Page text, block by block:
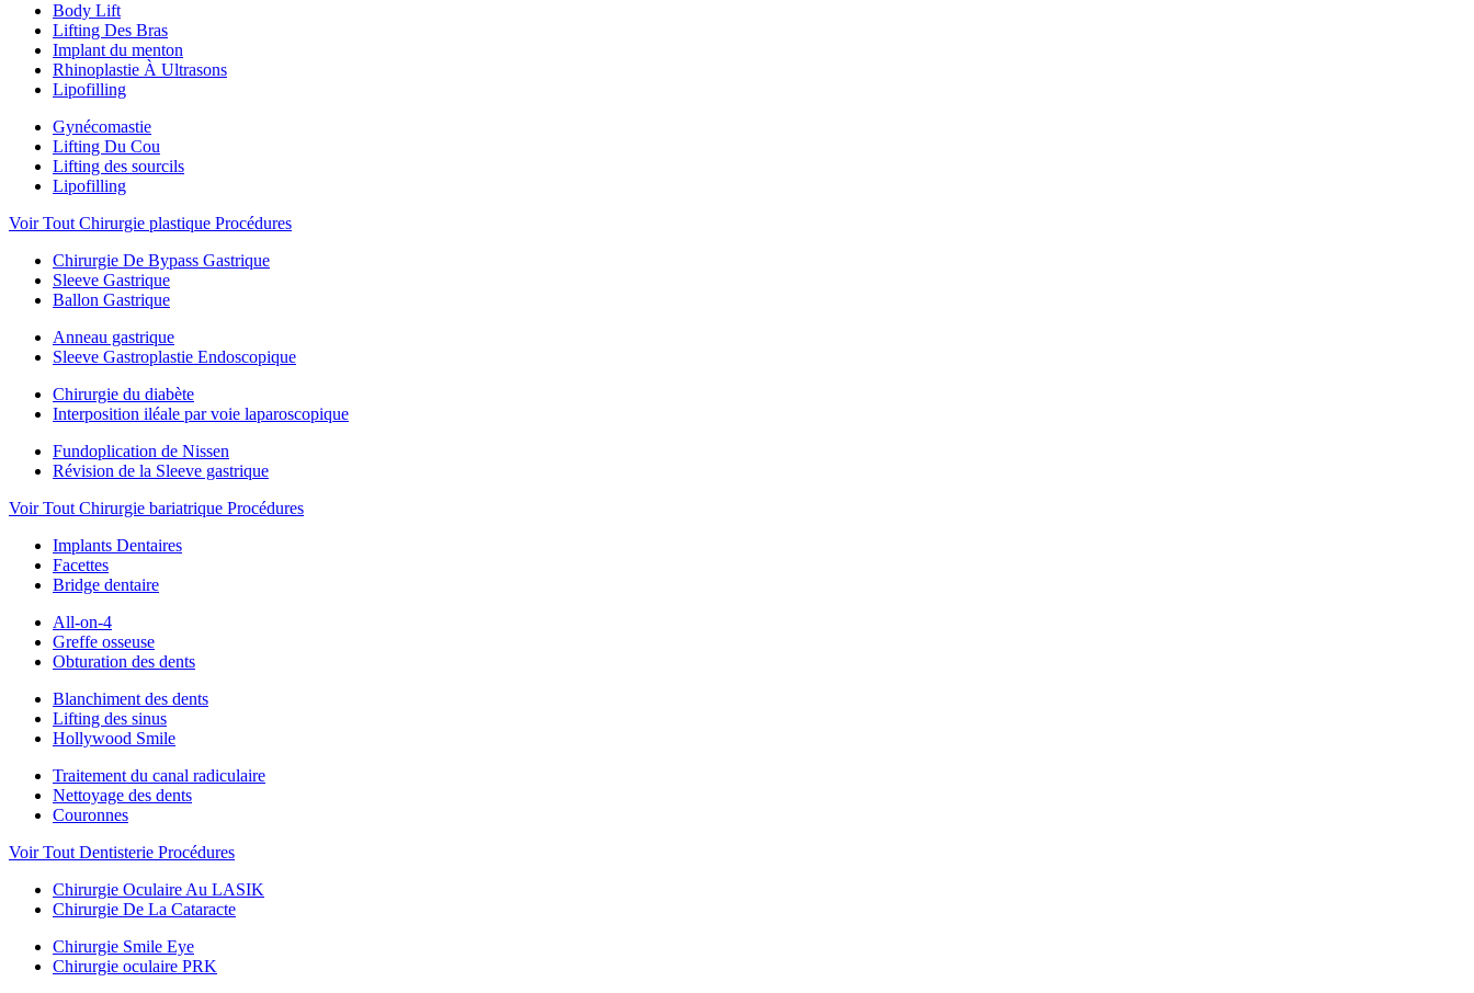
Body Lift
Lifting Des Bras
Implant du menton
Rhinoplastie À Ultrasons
Lipofilling
Gynécomastie
Lifting Du Cou
Lifting des sourcils
Lipofilling
Voir Tout Chirurgie plastique Procédures
Chirurgie De Bypass Gastrique
Sleeve Gastrique
Ballon Gastrique
Anneau gastrique
Sleeve Gastroplastie Endoscopique
Chirurgie du diabète
Interposition iléale par voie laparoscopique
Fundoplication de Nissen
Révision de la Sleeve gastrique
Voir Tout Chirurgie bariatrique Procédures
Implants Dentaires
Facettes
Bridge dentaire
All-on-4
Greffe osseuse
Obturation des dents
Blanchiment des dents
Lifting des sinus
Hollywood Smile
Traitement du canal radiculaire
Nettoyage des dents
Couronnes
Voir Tout Dentisterie Procédures
Chirurgie Oculaire Au LASIK
Chirurgie De La Cataracte
Chirurgie Smile Eye
Chirurgie oculaire PRK